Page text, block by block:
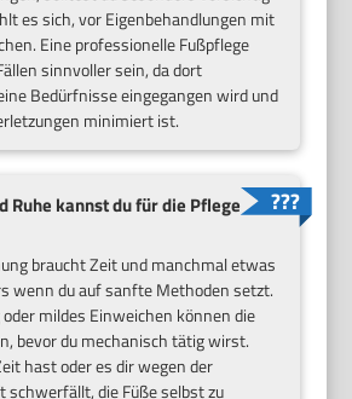
es sich, vor Eigenbehandlungen mit
Eine professionelle Fußpflege
sinnvoller sein, da dort
Bedürfnisse eingegangen wird und
minimiert ist.
Ruhe kannst du für die Pflege
braucht Zeit und manchmal etwas
wenn du auf sanfte Methoden setzt.
oder mildes Einweichen können die
bevor du mechanisch tätig wirst.
hast oder es dir wegen der
schwerfällt, die Füße selbst zu